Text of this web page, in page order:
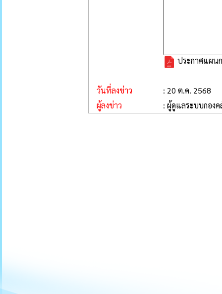
ประกาศแผน
วันที่ลงข่าว
: 20 ต.ค. 2568
ผู้ลงข่าว
: ผู้ดูแลระบบกองค